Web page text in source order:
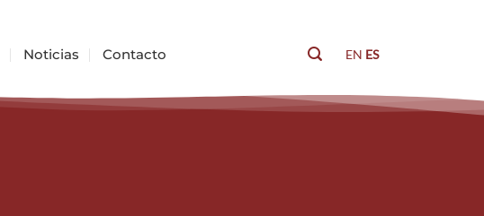
Noticias Contacto
Buscar
EN ES